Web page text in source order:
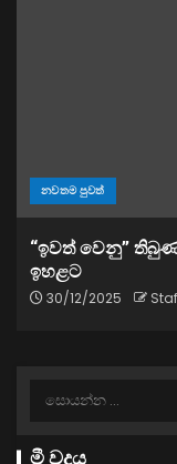
නවතම පුවත්
“ඉවත් වෙනු”
ඉහළට
30/12/2025
මී වදය